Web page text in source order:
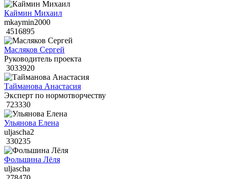
Каймин Михаил
mkaymin2000
4516895
Масляков Сергей
Руководитель проекта
3033920
Тайманова Анастасия
Эксперт по нормотворчеству
723330
Ульянова Елена
uljascha2
330235
Фольшина Лёля
uljascha